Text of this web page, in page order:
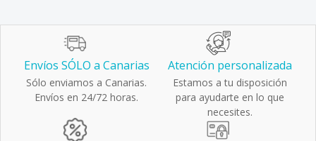
Envíos SÓLO a Canarias
Sólo enviamos a Canarias.
Envíos en 24/72 horas.
Atención personalizada
Estamos a tu disposición
para ayudarte en lo que
necesites.